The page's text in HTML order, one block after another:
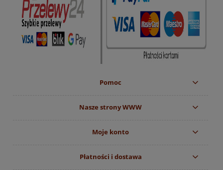
Pomoc
Nasze strony WWW
Moje konto
Płatności i dostawa